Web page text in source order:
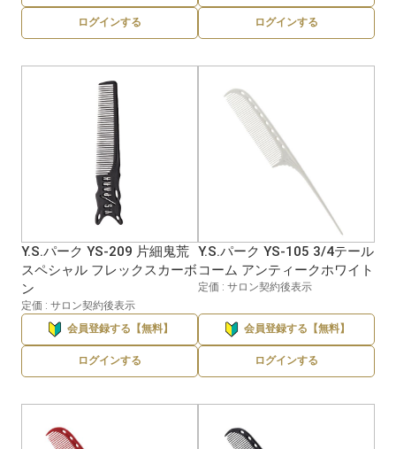
ログインする ログインする
Y.S.パーク YS-209 片細鬼荒
スペシャル フレックスカーボ
ン
定価 : サロン契約後表示
会員登録する【無料】
ログインする
Y.S.パーク YS-105 3/4テール
コーム アンティークホワイト
定価 : サロン契約後表示
会員登録する【無料】
ログインする